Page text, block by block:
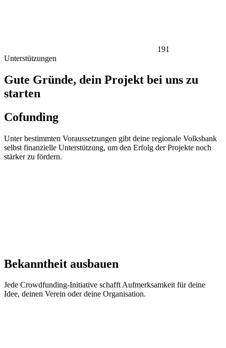
191
Unterstützungen
Gute Gründe, dein Projekt bei uns zu
starten
Cofunding
Unter bestimmten Voraussetzungen gibt deine regionale Volksbank
selbst finanzielle Unterstützung, um den Erfolg der Projekte noch
stärker zu fördern.
Bekanntheit ausbauen
Jede Crowdfunding-Initiative schafft Aufmerksamkeit für deine
Idee, deinen Verein oder deine Organisation.